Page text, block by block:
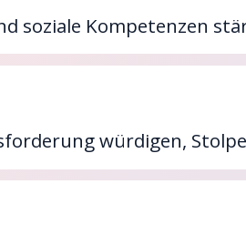
soziale Kompetenzen
würdigen,